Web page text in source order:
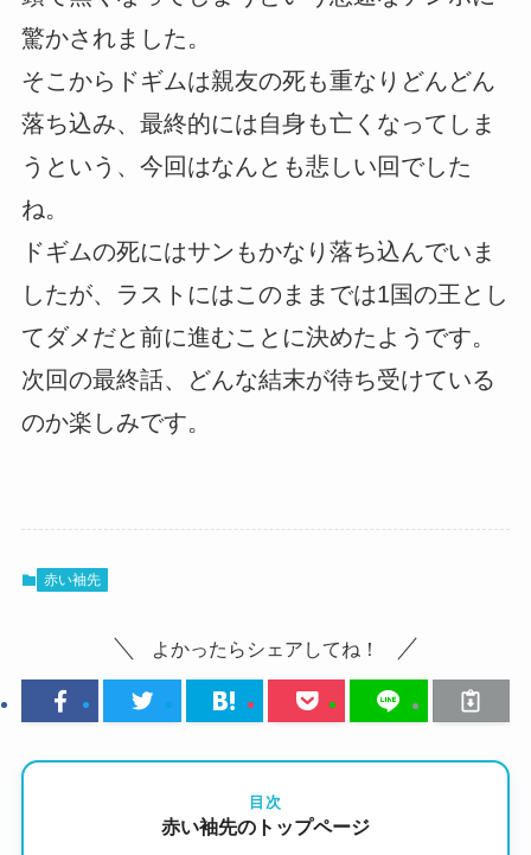
驚かされました。
そこからドギムは親友の死も重なりどんどん
落ち込み、最終的には自身も亡くなってしま
うという、今回はなんとも悲しい回でした
ね。
ドギムの死にはサンもかなり落ち込んでいま
したが、ラストにはこのままでは1国の王とし
てダメだと前に進むことに決めたようです。
次回の最終話、どんな結末が待ち受けている
のか楽しみです。
赤い袖先
よかったらシェアしてね！
目次
赤い袖先のトップページ